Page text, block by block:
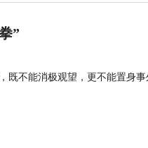
”
既不能消极观望，更不能置身